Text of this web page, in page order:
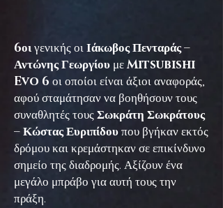
6οιγενικής οιΙάκωβος Πενταράς –
Αντώνης Γεωργίου μεMitsubishi
Evo 6 οι οποίοι είναι άξιοι αναφοράς,
αφού σταμάτησαν να βοηθήσουν τους
συναθλητές τουςΣωκράτη Σωκράτους
– Κώστας Ευριπίδουπου βγήκαν εκτός
δρόμου και κρεμάστηκαν σε επικίνδυνο
σημείο της διαδρομής. Αξίζουν ένα
μεγάλο μπράβο για αυτή τους την
πράξη.